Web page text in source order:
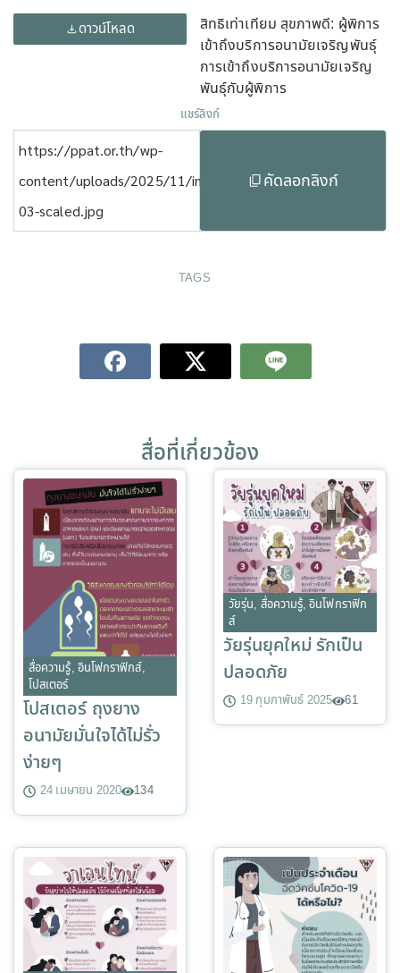
ดาวน์โหลด
สิทธิเท่าเทียม สุขภาพดี: ผู้พิการ
เข้าถึงบริการอนามัยเจริญพันธุ์
การเข้าถึงบริการอนามัยเจริญ
พันธุ์กับผู้พิการ
แชร์ลิงก์
https://ppat.or.th/wp-
content/uploads/2025/11/info-
03-scaled.jpg
คัดลอกลิงก์
TAGS
สื่อที่เกี่ยวข้อง
สื่อความรู้, อินโฟกราฟิกส์,
โปสเตอร์
โปสเตอร์ ถุงยาง
อนามัยมั่นใจได้ไม่รั่ว
ง่ายๆ
24 เมษายน 2020 134
วัยรุ่น, สื่อความรู้,อินโฟกราฟิก
ส์
วัยรุ่นยุคใหม่ รักเป็น
ปลอดภัย
19 กุมภาพันธ์ 2025 61